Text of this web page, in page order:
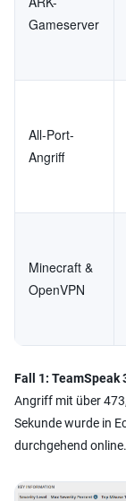
Gameserver
All-Port-
Angriff
Minecraft &
OpenVPN
Fall 1: TeamSpeak
Angriff mit über
Sekunde wurde in
durchgehend online.